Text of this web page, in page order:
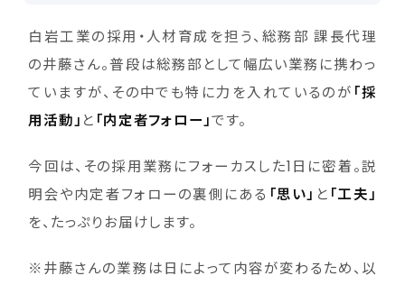
白岩工業の採用・人材育成を担う、総務部 課長代理
の井藤さん。普段は総務部として幅広い業務に携わっ
ていますが、その中でも特に力を入れているのが 「採
用活動」 と 「内定者フォロー」です。
今回は、その採用業務にフォーカスした1日に密着。説
明会や内定者フォローの裏側にある 「思い」 と 「工夫」
を、たっぷりお届けします。
※井藤さんの業務は日によって内容が変わるため、以